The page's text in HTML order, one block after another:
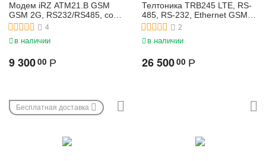
Модем iRZ ATM21.B GSM
GSM 2G, RS232/RS485, со
встроенным БП 220В
4
в наличии
9 30000 Р
Телтоника TRB245 LTE, RS-
485, RS-232, Ethernet GSM
шлюз
2
в наличии
26 50000 Р
Бесплатная доставка